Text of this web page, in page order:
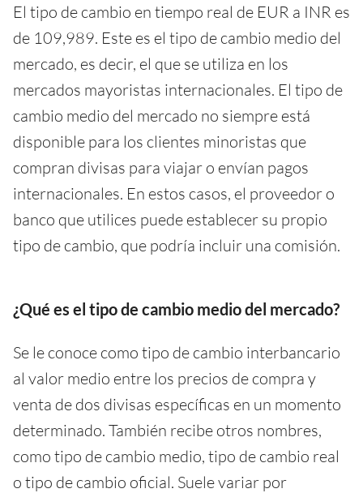
El tipo de cambio en tiempo real de EUR a INR es
de 109,989. Este es el tipo de cambio medio del
mercado, es decir, el que se utiliza en los
mercados mayoristas internacionales. El tipo de
cambio medio del mercado no siempre está
disponible para los clientes minoristas que
compran divisas para viajar o envían pagos
internacionales. En estos casos, el proveedor o
banco que utilices puede establecer su propio
tipo de cambio, que podría incluir una comisión.
¿Qué es el tipo de cambio medio del mercado?
Se le conoce como tipo de cambio interbancario
al valor medio entre los precios de compra y
venta de dos divisas específicas en un momento
determinado. También recibe otros nombres,
como tipo de cambio medio, tipo de cambio real
o tipo de cambio oficial. Suele variar por